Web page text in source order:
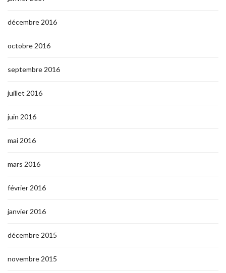
décembre 2016
octobre 2016
septembre 2016
juillet 2016
juin 2016
mai 2016
mars 2016
février 2016
janvier 2016
décembre 2015
novembre 2015